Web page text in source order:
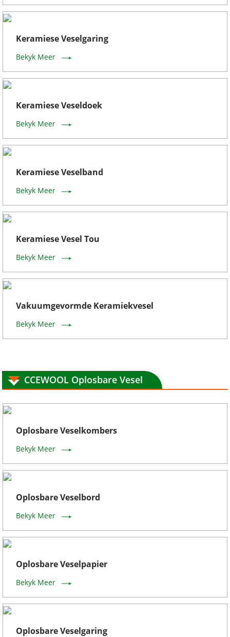
Keramiese Veselgaring
Bekyk Meer
Keramiese Veseldoek
Bekyk Meer
Keramiese Veselband
Bekyk Meer
Keramiese Vesel Tou
Bekyk Meer
Vakuumgevormde Keramiekvesel
Bekyk Meer
CCEWOOL Oplosbare Vesel
Oplosbare Veselkombers
Bekyk Meer
Oplosbare Veselbord
Bekyk Meer
Oplosbare Veselpapier
Bekyk Meer
Oplosbare Veselgaring